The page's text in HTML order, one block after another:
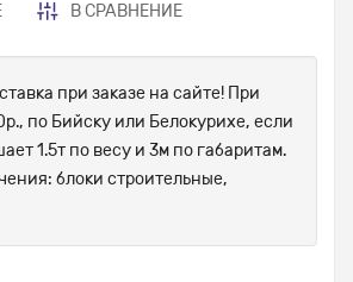
В СРАВНЕНИЕ
при заказе на сайте! При
по Бийску или Белокурихе, если
1.5т по весу и 3м по габаритам.
блоки строительные,